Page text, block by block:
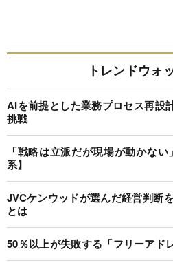
トレンドウォ
AIを前提とした業務プロセス再設
挑戦
「戦略は立派だが現場が動かな
系】
JVCケンウッドが選んだ経営判断
とは
50％以上が失敗する「フリーアド